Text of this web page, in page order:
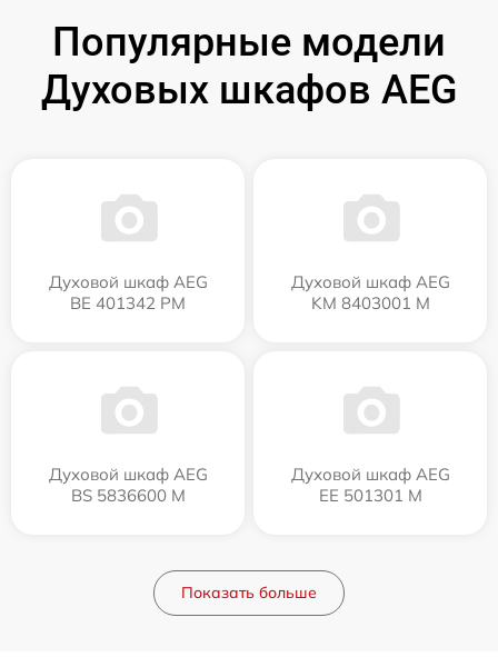
Популярные модели
Духовых шкафов AEG
Духовой шкаф AEG
BE 401342 PM
Духовой шкаф AEG
KM 8403001 M
Духовой шкаф AEG
BS 5836600 M
Духовой шкаф AEG
EE 501301 M
Показать больше